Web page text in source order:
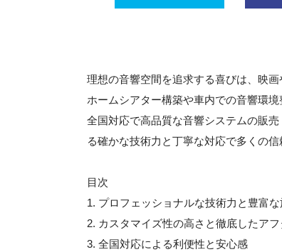
理想の音響空間を追求する喜びは、映
ホームシアター構築や車内での音響環
全国対応で高品質な音響システムの販売
る確かな技術力と丁寧な対応で多くの信
目次
1. プロフェッショナルな技術力と豊富
2. カスタマイズ性の高さと徹底したアフ
3. 全国対応による利便性と安心感